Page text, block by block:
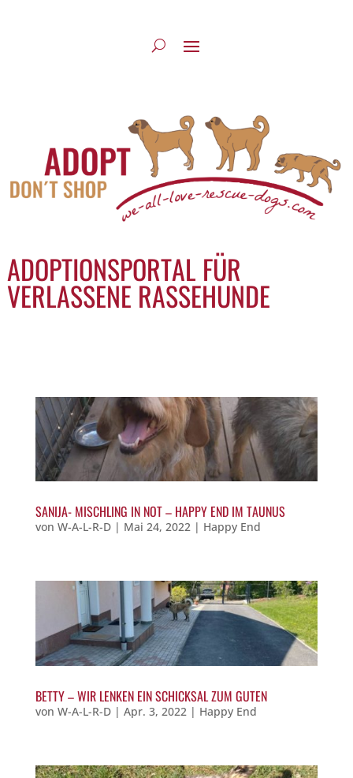
ADOPTIONSPORTAL FÜR
VERLASSENE RASSEHUNDE
SANIJA- MISCHLING IN NOT – HAPPY END IM TAUNUS
von W-A-L-R-D| Mai 24, 2022| Happy End
BETTY – WIR LENKEN EIN SCHICKSAL ZUM GUTEN
von W-A-L-R-D| Apr. 3, 2022| Happy End